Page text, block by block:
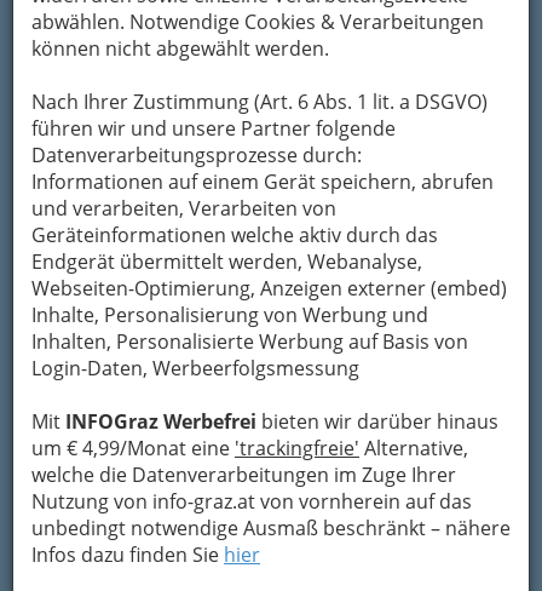
abwählen. Notwendige Cookies & Verarbeitungen
können nicht abgewählt werden.
Nach Ihrer Zustimmung (Art. 6 Abs. 1 lit. a DSGVO)
führen wir und unsere Partner folgende
Datenverarbeitungsprozesse durch:
Informationen auf einem Gerät speichern, abrufen
und verarbeiten, Verarbeiten von
Geräteinformationen welche aktiv durch das
Endgerät übermittelt werden, Webanalyse,
Webseiten-Optimierung, Anzeigen externer (embed)
Inhalte, Personalisierung von Werbung und
Inhalten, Personalisierte Werbung auf Basis von
Login-Daten, Werbeerfolgsmessung
Mit INFOGraz Werbefrei bieten wir darüber hinaus
um € 4,99/Monat eine 'trackingfreie' Alternative,
welche die Datenverarbeitungen im Zuge Ihrer
Nutzung von info-graz.at von vornherein auf das
unbedingt notwendige Ausmaß beschränkt – nähere
Infos dazu finden Sie hier
Adresse mit Google Maps anschauen
Kontaktaufnahme
Um die Info-Graz Firmenvor Spam-Mails zu
bewahren, verwenden wir an dieser Stelle zur
Übermittlung Ihrer Nachricht ein sicheres
Formular. Ihre Nachricht wird nach dem
Absenden umgehend per Mail an das
Unternehmen Puppenmuseum weitergeleitet.
Mein Name
Meine Email Adresse
Mein Betreff